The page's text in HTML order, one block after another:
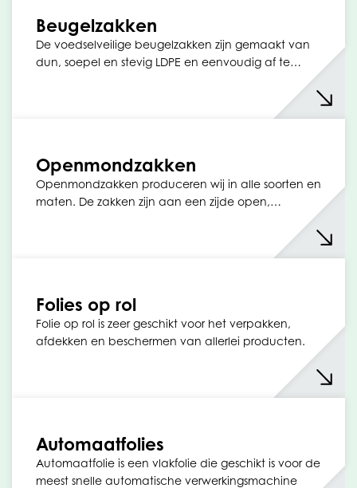
Beugelzakken
De voedselveilige beugelzakken zijn gemaakt van
dun, soepel en stevig LDPE en eenvoudig af te…
Openmondzakken
Openmondzakken produceren wij in alle soorten en
maten. De zakken zijn aan een zijde open,…
Folies op rol
Folie op rol is zeer geschikt voor het verpakken,
afdekken en beschermen van allerlei producten.
Automaatfolies
Automaatfolie is een vlakfolie die geschikt is voor de
meest snelle automatische verwerkingsmachine